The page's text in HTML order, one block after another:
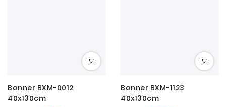
Banner BXM-0012
40x130cm
Banner BXM-1123
40x130cm